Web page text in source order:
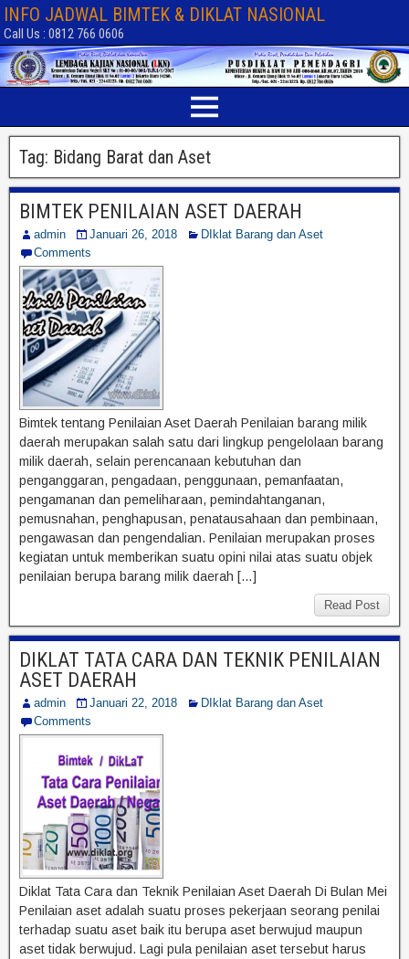
INFO JADWAL BIMTEK & DIKLAT NASIONAL
Call Us : 0812 766 0606
Tag: Bidang Barat dan Aset
BIMTEK PENILAIAN ASET DAERAH
admin Januari 26, 2018
DIklat Barang dan Aset
Comments
Bimtek tentang Penilaian Aset Daerah Penilaian barang milik
daerah merupakan salah satu dari lingkup pengelolaan barang
milik daerah, selain perencanaan kebutuhan dan
penganggaran, pengadaan, penggunaan, pemanfaatan,
pengamanan dan pemeliharaan, pemindahtanganan,
pemusnahan, penghapusan, penatausahaan dan pembinaan,
pengawasan dan pengendalian. Penilaian merupakan proses
kegiatan untuk memberikan suatu opini nilai atas suatu objek
penilaian berupa barang milik daerah […]
Read Post
DIKLAT TATA CARA DAN TEKNIK PENILAIAN
ASET DAERAH
admin Januari 22, 2018
DIklat Barang dan Aset
Comments
Diklat Tata Cara dan Teknik Penilaian Aset Daerah Di Bulan Mei
Penilaian aset adalah suatu proses pekerjaan seorang penilai
terhadap suatu aset baik itu berupa aset berwujud maupun
aset tidak berwujud. Lagi pula penilaian aset tersebut harus